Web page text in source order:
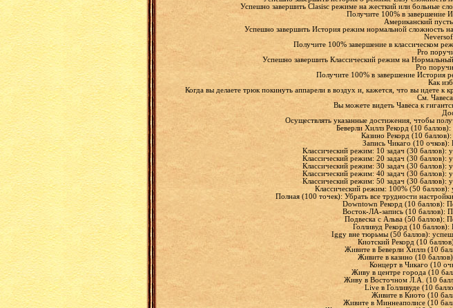
Успешно завершить Clasisc режиме на жесткий или больные
Получите 100% в завершение
Американский
Успешно завершить История режим нормальной сложность
Получите 100% завершение в классическом
Pro
Успешно завершить Классический режим на
Pro
Получите 100% в завершение История
Как
Когда вы делаете трюк покинуть аппарели в воздух и, кажется, что вы идете
См.
Вы можете видеть Чавеса к
Осуществлять указанные достижения, чтобы
Беверли Хиллз Рекорд (10
Казино Рекорд (10
Запись Чикаго (10 очков):
Классический режим: 10 задач (30 баллов):
Классический режим: 20 задач (30 баллов):
Классический режим: 30 задач (30 баллов):
Классический режим: 40 задач (30 баллов):
Классический режим: 50 задач (30 баллов):
Классический режим: 100% (50 баллов):
Полная (100 точек): Убрать все трудности
Downtown Рекорд (10 баллов):
Восток-ЛА-запись (10 баллов):
Подвеска с Альва (50 баллов):
Голливуд Рекорд (10 баллов):
Iggy вне тюрьмы (50 баллов):
Киотский Рекорд (10
Живите в Беверли Хиллз (10
Живите в казино (10
Концерт в Чикаго (10
Живу в центре города (10
Живу в Восточном Л.А. (10
Live в Голливуде (10
Живите в Киото (10
Живите в Миннеаполисе (10